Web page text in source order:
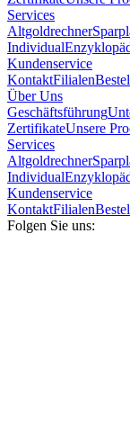
Services
Altgoldrechner
Individual
Kundenservice
KontaktFilialen
Über Uns
Geschäftsführung
ZertifikateUnsere
Services
Altgoldrechner
Individual
Kundenservice
KontaktFilialen
Folgen Sie uns: